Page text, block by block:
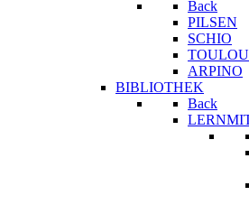
Back
PILSEN
SCHIO
ARPINO
BIBLIOTHEK
Back